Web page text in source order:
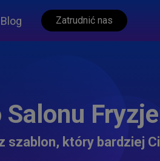
Blog Zatrudnić nas
Salonu
szablon, który bardziej